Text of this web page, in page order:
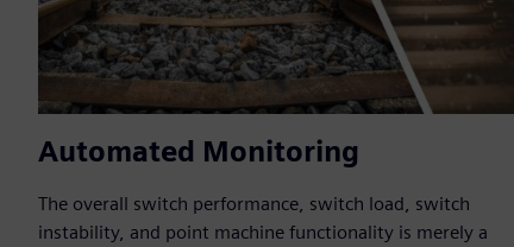
Automated Monitoring
The overall switch performance, switch load, switch
instability, and point machine functionality is merely a